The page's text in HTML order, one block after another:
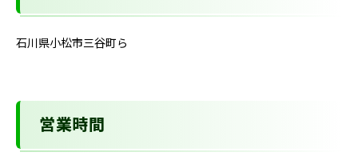
石川県小松市三谷町ら
営業時間